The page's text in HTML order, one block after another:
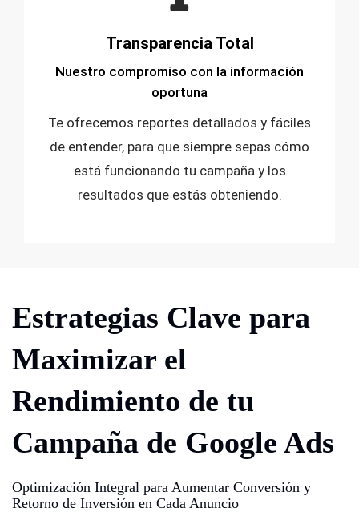
Transparencia Total
Nuestro compromiso con la información
oportuna
Te ofrecemos reportes detallados y fáciles
de entender, para que siempre sepas cómo
está funcionando tu campaña y los
resultados que estás obteniendo.
Estrategias Clave para
Maximizar el
Rendimiento de tu
Campaña de Google Ads
Optimización Integral para Aumentar Conversión y
Retorno de Inversión en Cada Anuncio